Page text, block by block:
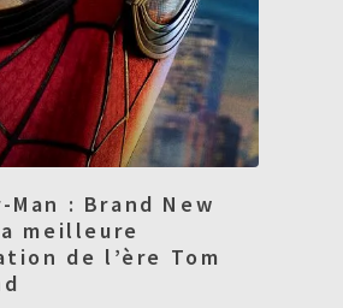
Man : Brand New
meilleure
de l’ère Tom